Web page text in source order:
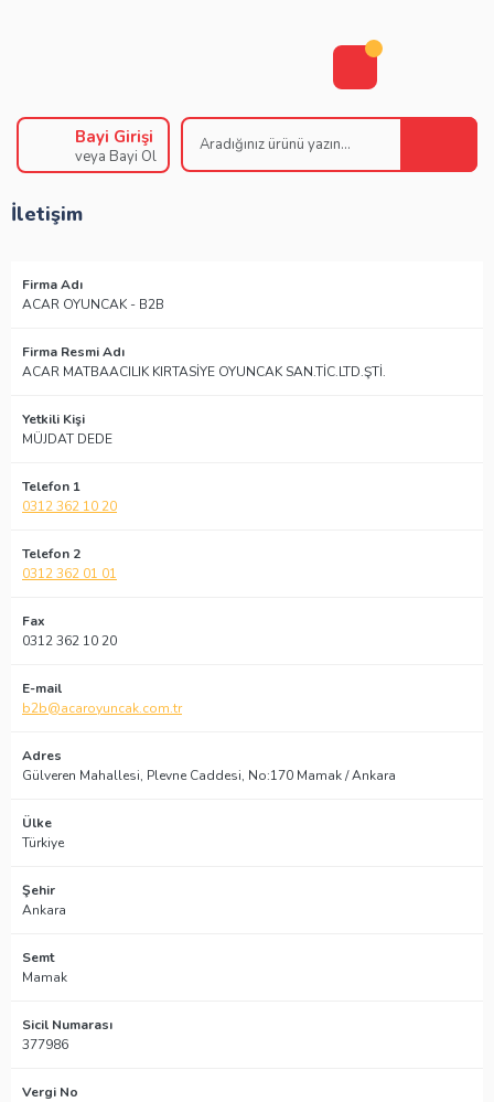
Bayi Girişi
veya Bayi Ol
İletişim
Firma Adı
ACAR OYUNCAK - B2B
Firma Resmi Adı
ACAR MATBAACILIK KIRTASİYE OYUNCAK SAN.TİC.LTD.ŞTİ.
Yetkili Kişi
MÜJDAT DEDE
Telefon 1
0312 362 10 20
Telefon 2
0312 362 01 01
Fax
0312 362 10 20
E-mail
b2b@acaroyuncak.com.tr
Adres
Gülveren Mahallesi, Plevne Caddesi, No:170 Mamak / Ankara
Ülke
Türkiye
Şehir
Ankara
Semt
Mamak
Sicil Numarası
377986
Vergi No